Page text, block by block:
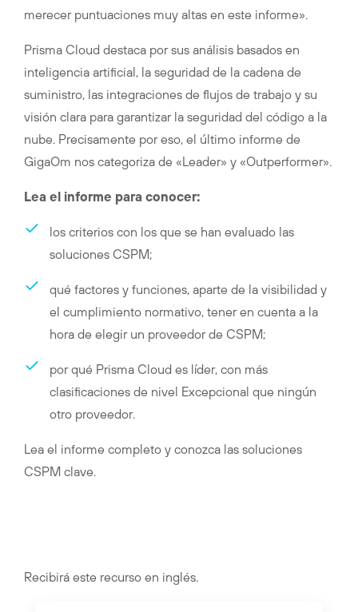
merecer puntuaciones muy altas en este informe».
Prisma Cloud destaca por sus análisis basados en
inteligencia artificial, la seguridad de la cadena de
suministro, las integraciones de flujos de trabajo y su
visión clara para garantizar la seguridad del código a la
nube. Precisamente por eso, el último informe de
GigaOm nos categoriza de «Leader» y «Outperformer».
Lea el informe para conocer:
los criterios con los que se han evaluado las
soluciones CSPM;
qué factores y funciones, aparte de la visibilidad y
el cumplimiento normativo, tener en cuenta a la
hora de elegir un proveedor de CSPM;
por qué Prisma Cloud es líder, con más
clasificaciones de nivel Excepcional que ningún
otro proveedor.
Lea el informe completo y conozca las soluciones
CSPM clave.
Recibirá este recurso en inglés.